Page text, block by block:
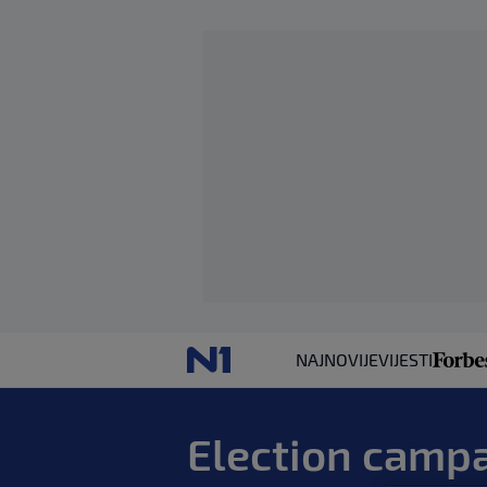
NAJNOVIJEVIJESTI
Election